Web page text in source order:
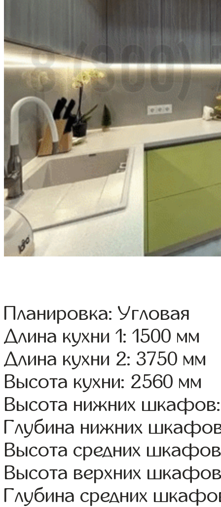
Планировка: Угловая
Длина кухни 1: 1500 мм
Длина кухни 2: 3750 мм
Высота кухни: 2560 мм
Высота нижних
Глубина нижних
Высота средних
Высота верхних
Глубина средних